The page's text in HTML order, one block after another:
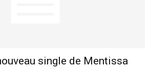
single de Mentissa